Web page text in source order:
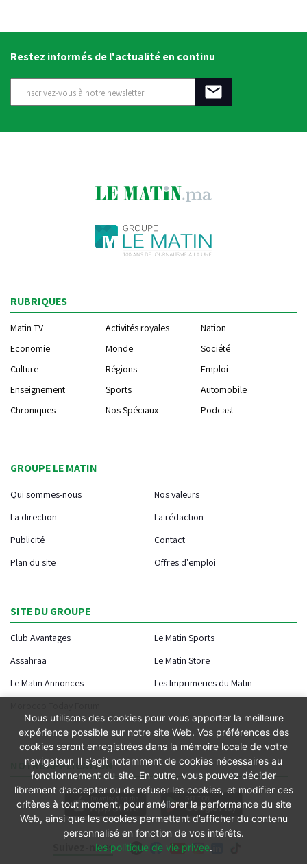
Restez informés de l'actualité en continu
Suivez-nous
RUBRIQUES
Matin TV Activités royales
Nation
Economie
Monde
Société
Culture
Régions
Emploi
Enseignement
Sports
Automobile
Chroniques
Nos Spéciaux Podcast
GROUPE LE MATIN
Qui sommes-nous
Nos valeurs
La direction
La rédaction
Publicité
Contact
Plan du site
Offres d'emploi
SITE DU GROUPE
Club Avantages
Le Matin Sports
Assahraa
Le Matin Store
Le Matin Annonces
Les Imprimeries du Matin
NOTRE APPLICATION
Nous utilisons des cookies pour vous apporter la meilleure
expérience possible sur notre site Web. Vos préférences des
cookies seront enregistrées dans la mémoire locale de votre
navigateur. Il s’agit notamment de cookies nécessaires au
fonctionnement du site. En outre, vous pouvez décider
librement d’accepter ou de refuser les cookies, et modifier ces
critères à tout moment, pour améliorer la performance du site
Web, ainsi que les cookies permettant d’afficher du contenu
personnalisé en fonction de vos intérêts.
les politique de vie privee.